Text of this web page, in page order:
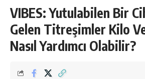
VIBES: Yutulabilen Bir
Gelen Titreşimler Kilo
Nasıl Yardımcı Olabilir?